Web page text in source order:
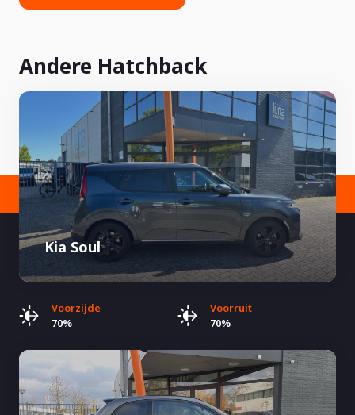
Andere Hatchback
Kia Soul
Voorzijde
70%
Voorruit
70%